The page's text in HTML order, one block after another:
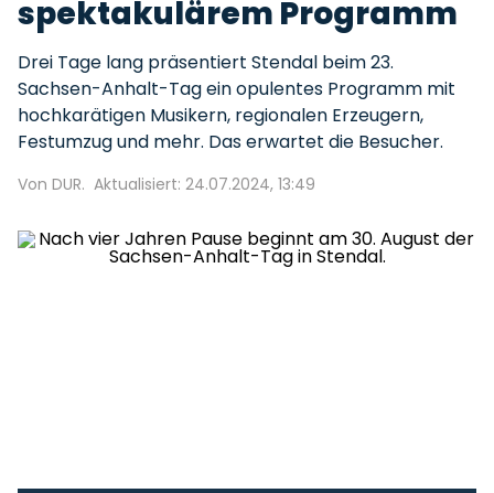
spektakulärem Programm
Drei Tage lang präsentiert Stendal beim 23.
Sachsen-Anhalt-Tag ein opulentes Programm mit
hochkarätigen Musikern, regionalen Erzeugern,
Festumzug und mehr. Das erwartet die Besucher.
Von DUR. Aktualisiert: 24.07.2024, 13:49